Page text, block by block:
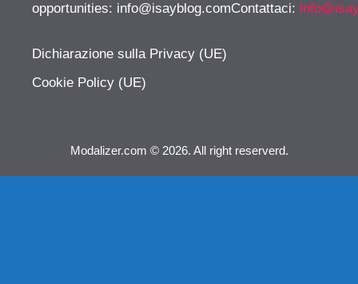
opportunities: info@isayblog.comContattaci:
Dichiarazione sulla Privacy (UE)
Cookie Policy (UE)
Modalizer.com © 2026. All right reserverd.